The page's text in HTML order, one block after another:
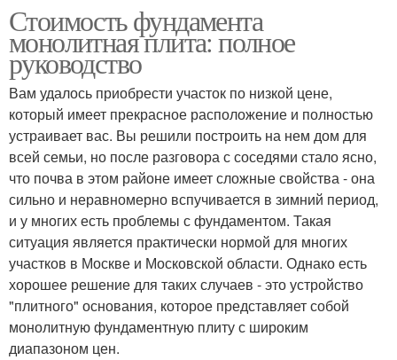
Стоимость фундамента
монолитная плита: полное
руководство
Вам удалось приобрести участок по низкой цене,
который имеет прекрасное расположение и полностью
устраивает вас. Вы решили построить на нем дом для
всей семьи, но после разговора с соседями стало ясно,
что почва в этом районе имеет сложные свойства - она
сильно и неравномерно вспучивается в зимний период,
и у многих есть проблемы с фундаментом. Такая
ситуация является практически нормой для многих
участков в Москве и Московской области. Однако есть
хорошее решение для таких случаев - это устройство
"плитного" основания, которое представляет собой
монолитную фундаментную плиту с широким
диапазоном цен.